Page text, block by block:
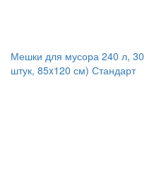
Мешки для мусора 240 л,
штук, 85x120 см) Стандарт